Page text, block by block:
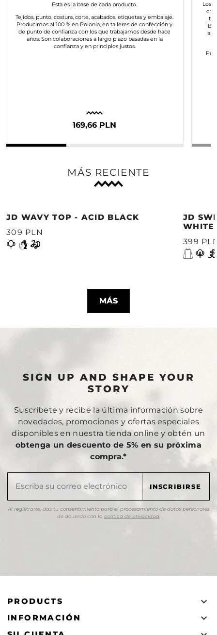
Esta es la base de cada producto.
Tejidos, punto, costura, corte, acabados, etiquetas y embalaje.
Producimos al 100 % en Polonia, en talleres de confección y
de punto de confianza con los que trabajamos desde hace
años. Son colaboraciones a largo plazo basadas en la
confianza y en principios justos.
169,66 PLN
Los
MÁS RECIENTE
JD WAVY TOP - ACID BLACK
309 PLN
JD
WHITE
399
MÁS
SIGN UP AND SHAPE YOUR
STORY
Suscríbete y recibe la última información sobre
novedades, promociones y ofertas especiales
disponibles en nuestra tienda online y obtén un
obtenga un descuento de 5% en su próxima
compra.*
Al registrarte, das tu consentimiento para el procesamiento de datos personales
de acuerdo con la política de privacidad.
PRODUCTS 
INFORMACIÓN 